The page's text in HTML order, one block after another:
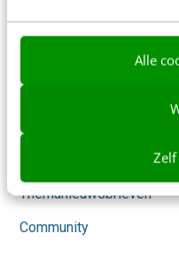
Alle
AI & Tech
Content & Communicatie
Klantcontact & CX
Marketing
Themanieuwsbrieven
Community